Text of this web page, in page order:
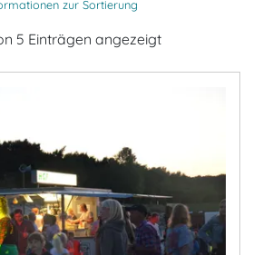
zur Sortierung
5 Einträgen angezeigt